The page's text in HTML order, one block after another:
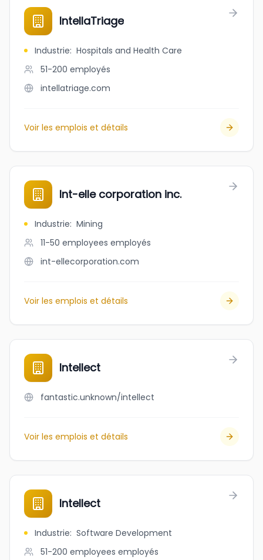
IntellaTriage
Industrie: Hospitals and Health Care
51-200 employés
intellatriage.com
Voir les emplois et détails
Int-elle corporation inc.
Industrie: Mining
11-50 employees employés
int-ellecorporation.com
Voir les emplois et détails
Intellect
fantastic.unknown/intellect
Voir les emplois et détails
Intellect
Industrie: Software Development
51-200 employees employés